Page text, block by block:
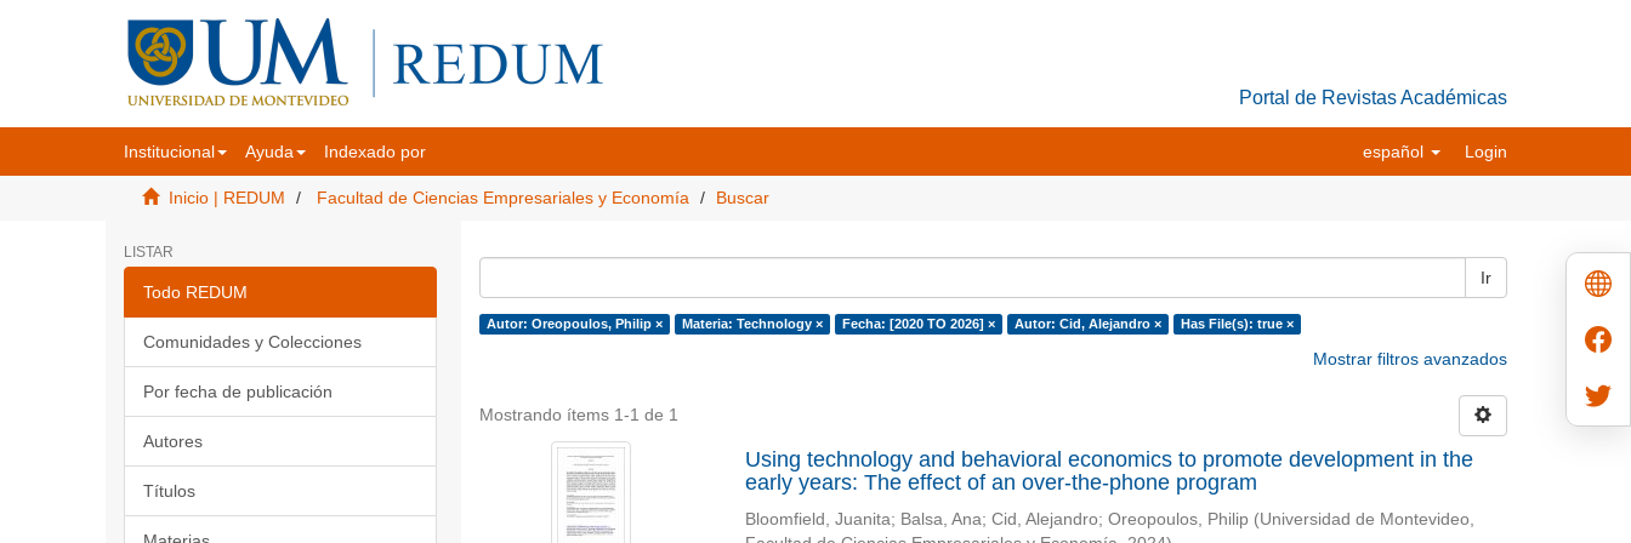
Portal de Revistas Académicas
Institucional Ayuda Indexado por español Login
Inicio | REDUM Facultad de Ciencias Empresariales y Economía Buscar
LISTAR
Todo REDUM
Comunidades y Colecciones
Por fecha de publicación
Autores
Títulos
Ir
Autor: Oreopoulos, Philip × Materia: Technology × Fecha: [2020 TO 2026] × Autor: Cid, Alejandro × Has File(s): true ×
Mostrar filtros avanzados
Mostrando ítems 1-1 de 1
Using technology and behavioral economics to promote development in the
early years: The effect of an over-the-phone program
Bloomfield, Juanita; Balsa, Ana; Cid, Alejandro; Oreopoulos, Philip (Universidad de Montevideo,